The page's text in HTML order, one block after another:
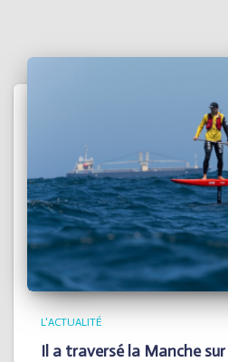
L'ACTUALITÉ
Il a traversé la Manche